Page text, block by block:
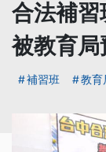
合法補習
被教育局
補習班 教育